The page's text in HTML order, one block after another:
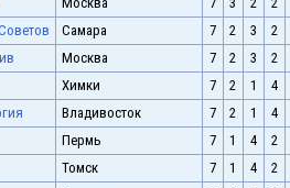
Самара 7 2 3 2
Москва 7 2 3 2
Химки 7 2 1 4
Владивосток 7 2 1 4
Пермь 7 1 4 2
Томск 7 1 4 2